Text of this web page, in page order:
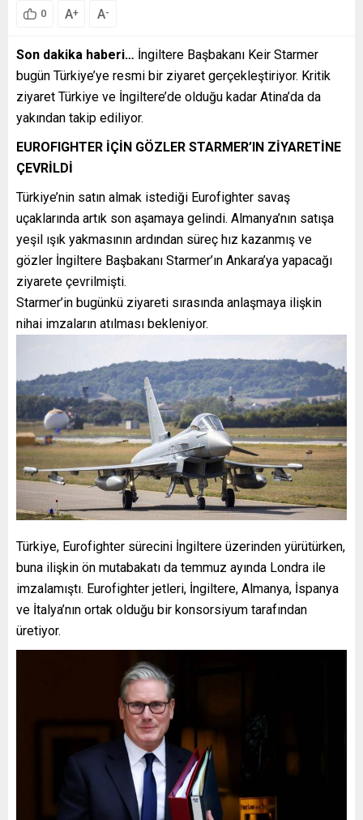
0 A+ A-
Son dakika haberi… İngiltere Başbakanı Keir Starmer
bugün Türkiye’ye resmi bir ziyaret gerçekleştiriyor. Kritik
ziyaret Türkiye ve İngiltere’de olduğu kadar Atina’da da
yakından takip ediliyor.
EUROFIGHTER İÇİN GÖZLER STARMER’IN ZİYARETİNE
ÇEVRİLDİ
Türkiye’nin satın almak istediği Eurofighter savaş
uçaklarında artık son aşamaya gelindi. Almanya’nın satışa
yeşil ışık yakmasının ardından süreç hız kazanmış ve
gözler İngiltere Başbakanı Starmer’ın Ankara’ya yapacağı
ziyarete çevrilmişti.
Starmer’in bugünkü ziyareti sırasında anlaşmaya ilişkin
nihai imzaların atılması bekleniyor.
Türkiye, Eurofighter sürecini İngiltere üzerinden yürütürken,
buna ilişkin ön mutabakatı da temmuz ayında Londra ile
imzalamıştı. Eurofighter jetleri, İngiltere, Almanya, İspanya
ve İtalya’nın ortak olduğu bir konsorsiyum tarafından
üretiyor.